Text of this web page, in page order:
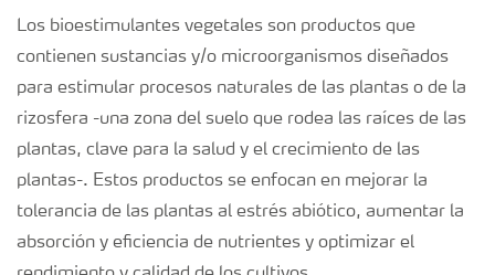
Los bioestimulantes vegetales son productos que
contienen sustancias y/o microorganismos diseñados
para estimular procesos naturales de las plantas o de la
rizosfera -una zona del suelo que rodea las raíces de las
plantas, clave para la salud y el crecimiento de las
plantas-. Estos productos se enfocan en mejorar la
tolerancia de las plantas al estrés abiótico, aumentar la
absorción y eficiencia de nutrientes y optimizar el